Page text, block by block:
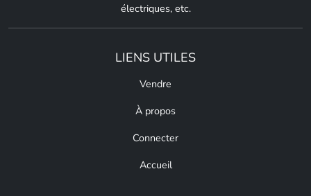
électriques, etc.
LIENS UTILES
Vendre
À propos
Connecter
Accueil